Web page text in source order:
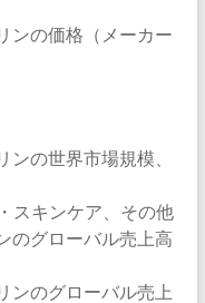
ンの価格（メーカー
の世界市場規模、
スキンケア、その他
のグローバル売上高
のグローバル売上